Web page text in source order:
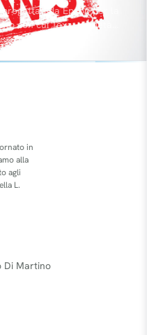
da Epson per la
con cui Texa, società
elettronica per il settore
applicazione con cui si è
Innovation Award"
in
alla
agli
L.
Di Martino